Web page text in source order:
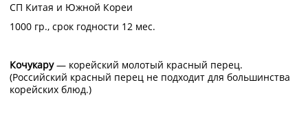
СП Китая и Южной Кореи
1000 гр., срок годности 12 мес.
Кочукару— корейский молотый красный перец.
(Российский красный перец не подходит для большинства
корейских блюд.)